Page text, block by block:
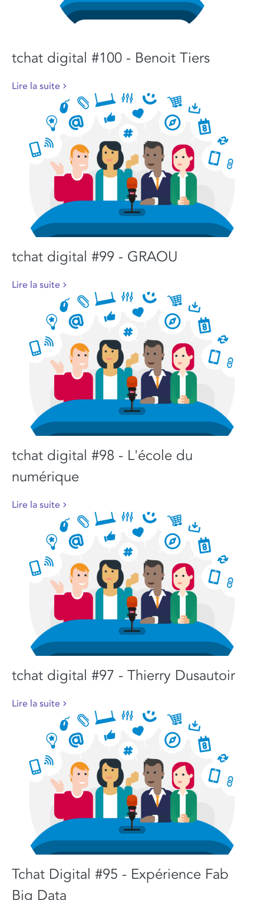
tchat digital #100 - Benoit Tiers
Lire la suite
tchat digital #99 - GRAOU
Lire la suite
tchat digital #98 - L'école du
numérique
Lire la suite
tchat digital #97 - Thierry Dusautoir
Lire la suite
Tchat Digital #95 - Expérience Fab
Big Data